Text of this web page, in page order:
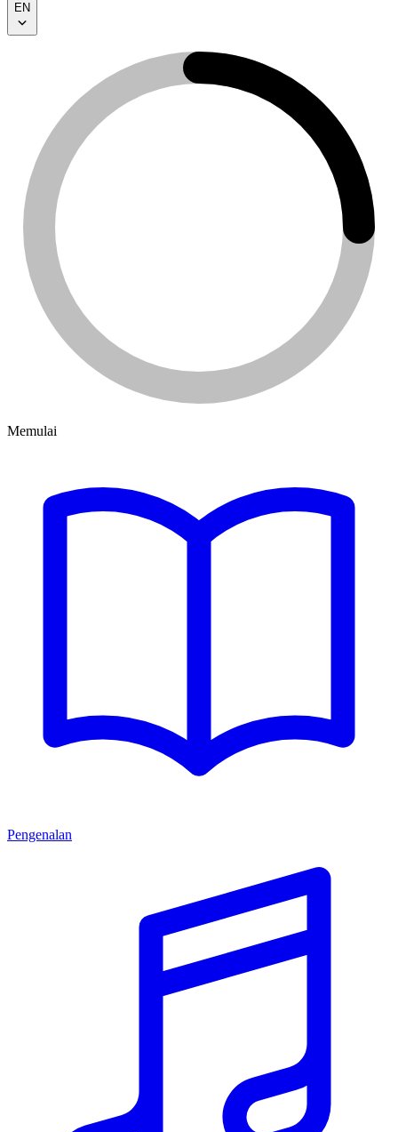
EN
Memulai
Pengenalan